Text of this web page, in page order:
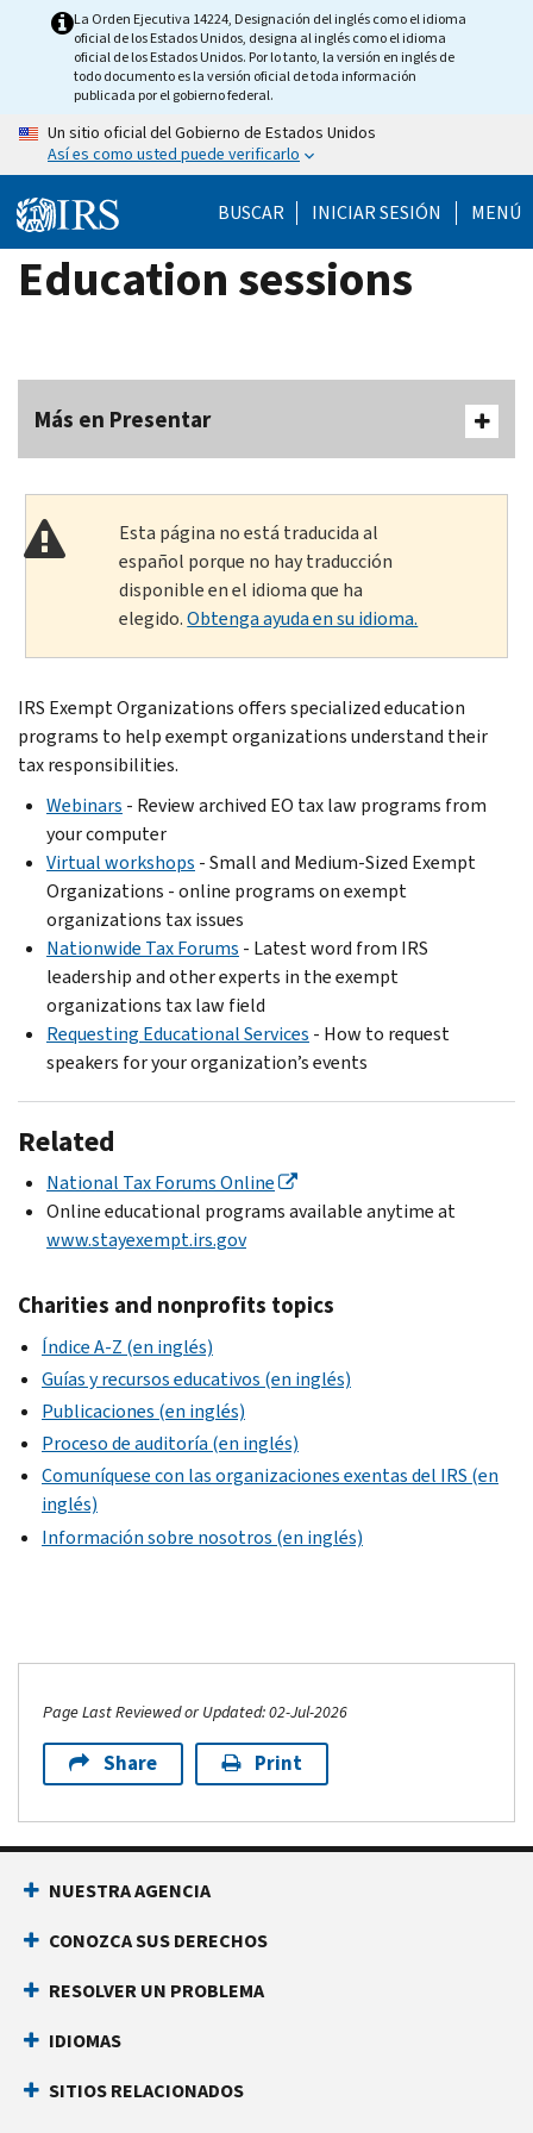
La Orden Ejecutiva 14224, Designación del inglés como el idioma
oficial de los Estados Unidos, designa al inglés como el idioma
oficial de los Estados Unidos. Por lo tanto, la versión en inglés de
todo documento es la versión oficial de toda información
publicada por el gobierno federal.
Un sitio oficial del Gobierno de Estados Unidos
Así es como usted puede verificarlo
BUSCAR INICIAR SESIÓN MENÚ
Education sessions
Más en Presentar
Esta página no está traducida al
español porque no hay traducción
disponible en el idioma que ha
elegido.Obtenga ayuda en su idioma.
IRS Exempt Organizations offers specialized education
programs to help exempt organizations understand their
tax responsibilities.
Webinars - Review archived EO tax law programs from
your computer
Virtual workshops - Small and Medium-Sized Exempt
Organizations - online programs on exempt
organizations tax issues
Nationwide Tax Forums - Latest word from IRS
leadership and other experts in the exempt
organizations tax law field
Requesting Educational Services - How to request
speakers for your organization’s events
Related
National Tax Forums Online
Online educational programs available anytime at
www.stayexempt.irs.gov
Charities and nonprofits topics
Índice A-Z (en inglés)
Guías y recursos educativos (en inglés)
Publicaciones (en inglés)
Proceso de auditoría (en inglés)
Comuníquese con las organizaciones exentas del IRS (en
inglés)
Información sobre nosotros (en inglés)
Page Last Reviewed or Updated: 02-Jul-2026
Share Print
NUESTRA AGENCIA
CONOZCA SUS DERECHOS
RESOLVER UN PROBLEMA
IDIOMAS
SITIOS RELACIONADOS